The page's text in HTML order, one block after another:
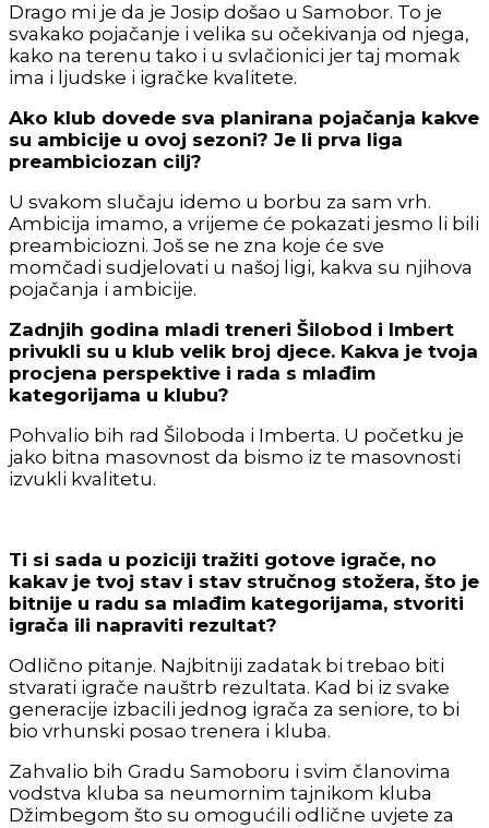
Drago mi je da je Josip došao u Samobor. To je
svakako pojačanje i velika su očekivanja od njega,
kako na terenu tako i u svlačionici jer taj momak
ima i ljudske i igračke kvalitete.
Ako klub dovede sva planirana pojačanja kakve
su ambicije u ovoj sezoni? Je li prva liga
preambiciozan cilj?
U svakom slučaju idemo u borbu za sam vrh.
Ambicija imamo, a vrijeme će pokazati jesmo li bili
preambiciozni. Još se ne zna koje će sve
momčadi sudjelovati u našoj ligi, kakva su njihova
pojačanja i ambicije.
Zadnjih godina mladi treneri Šilobod i Imbert
privukli su u klub velik broj djece. Kakva je tvoja
procjena perspektive i rada s mlađim
kategorijama u klubu?
Pohvalio bih rad Šiloboda i Imberta. U početku je
jako bitna masovnost da bismo iz te masovnosti
izvukli kvalitetu.
Ti si sada u poziciji tražiti gotove igrače, no
kakav je tvoj stav i stav stručnog stožera, što je
bitnije u radu sa mlađim kategorijama, stvoriti
igrača ili napraviti rezultat?
Odlično pitanje. Najbitniji zadatak bi trebao biti
stvarati igrače nauštrb rezultata. Kad bi iz svake
generacije izbacili jednog igrača za seniore, to bi
bio vrhunski posao trenera i kluba.
Zahvalio bih Gradu Samoboru i svim članovima
vodstva kluba sa neumornim tajnikom kluba
Džimbegom što su omogućili odlične uvjete za